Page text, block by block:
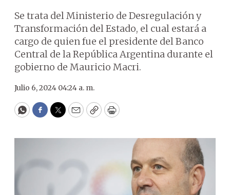
Se trata del Ministerio de Desregulación y
Transformación del Estado, el cual estará a
cargo de quien fue el presidente del Banco
Central de la República Argentina durante el
gobierno de Mauricio Macri.
Julio 6, 2024 04:24 a. m.
WhatsApp
Facebook
Twitter
EmailCopyPrint